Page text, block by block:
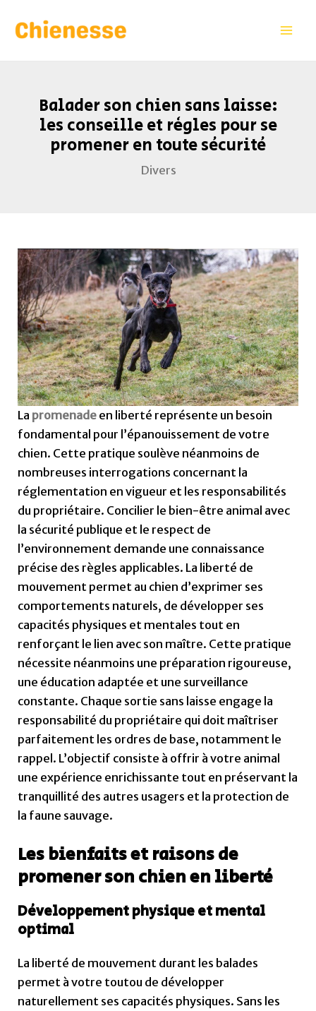
Balader son chien sans laisse:
les conseille et règles pour se
promener en toute sécurité
Divers
La promenade en liberté représente un besoin
fondamental pour l’épanouissement de votre
chien. Cette pratique soulève néanmoins de
nombreuses interrogations concernant la
réglementation en vigueur et les responsabilités
du propriétaire. Concilier le bien-être animal avec
la sécurité publique et le respect de
l’environnement demande une connaissance
précise des règles applicables. La liberté de
mouvement permet au chien d’exprimer ses
comportements naturels, de développer ses
capacités physiques et mentales tout en
renforçant le lien avec son maître. Cette pratique
nécessite néanmoins une préparation rigoureuse,
une éducation adaptée et une surveillance
constante. Chaque sortie sans laisse engage la
responsabilité du propriétaire qui doit maîtriser
parfaitement les ordres de base, notamment le
rappel. L’objectif consiste à offrir à votre animal
une expérience enrichissante tout en préservant la
tranquillité des autres usagers et la protection de
la faune sauvage.
Les bienfaits et raisons de
promener son chien en liberté
Développement physique et mental
optimal
La liberté de mouvement durant les balades
permet à votre toutou de développer
naturellement ses capacités physiques. Sans les
des